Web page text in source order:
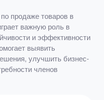
продаже товаров в
важную роль в
и эффективности
выявить
улучшить бизнес-
членов